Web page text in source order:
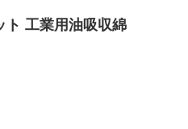
ト 工業用油吸収綿